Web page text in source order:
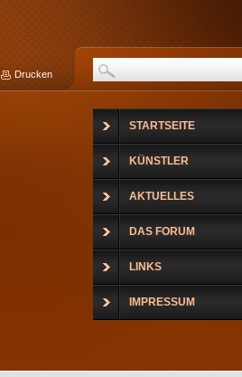
STARTSEITE
KÜNSTLER
AKTUELLES
DAS FORUM
LINKS
IMPRESSUM
Drucken